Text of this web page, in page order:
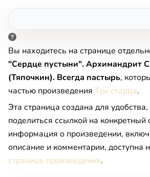
Вы находитесь на странице
"Сердце пустыни". Архимандрит
(Тяпочкин). Всегда пастырь,
частью произведения Три старца.
Эта страница создана для
поделиться ссылкой на
информация о произведении,
описание и комментарии, доступна
странице произведения.